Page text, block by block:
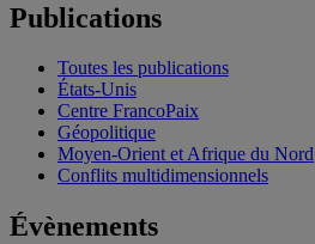
Publications
Toutes les publications
États-Unis
Centre FrancoPaix
Géopolitique
Moyen-Orient et Afrique du Nord
Conflits multidimensionnels
Évènements